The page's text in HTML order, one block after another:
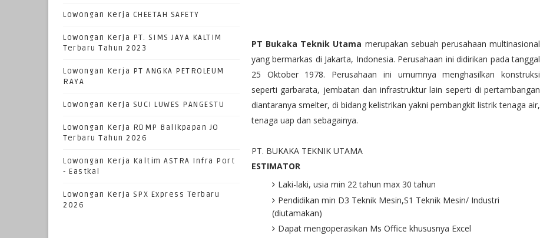
Lowongan Kerja CHEETAH SAFETY
Lowongan Kerja PT. SIMS JAYA KALTIM
Terbaru Tahun 2023
Lowongan Kerja PT ANGKA PETROLEUM
RAYA
Lowongan Kerja SUCI LUWES PANGESTU
Lowongan Kerja RDMP Balikpapan JO
Terbaru Tahun 2026
Lowongan Kerja Kaltim ASTRA Infra Port
- Eastkal
Lowongan Kerja SPX Express Terbaru
2026
PT Bukaka Teknik Utama merupakan sebuah perusahaan multinasional
yang bermarkas di Jakarta, Indonesia. Perusahaan ini didirikan pada tanggal
25 Oktober 1978. Perusahaan ini umumnya menghasilkan konstruksi
seperti garbarata, jembatan dan infrastruktur lain seperti di pertambangan
diantaranya smelter, di bidang kelistrikan yakni pembangkit listrik tenaga air,
tenaga uap dan sebagainya.
PT. BUKAKA TEKNIK UTAMA
ESTIMATOR
Laki-laki, usia min 22 tahun max 30 tahun
Pendidikan min D3 Teknik Mesin,S1 Teknik Mesin/ Industri
(diutamakan)
Dapat mengoperasikan Ms Office khususnya Excel